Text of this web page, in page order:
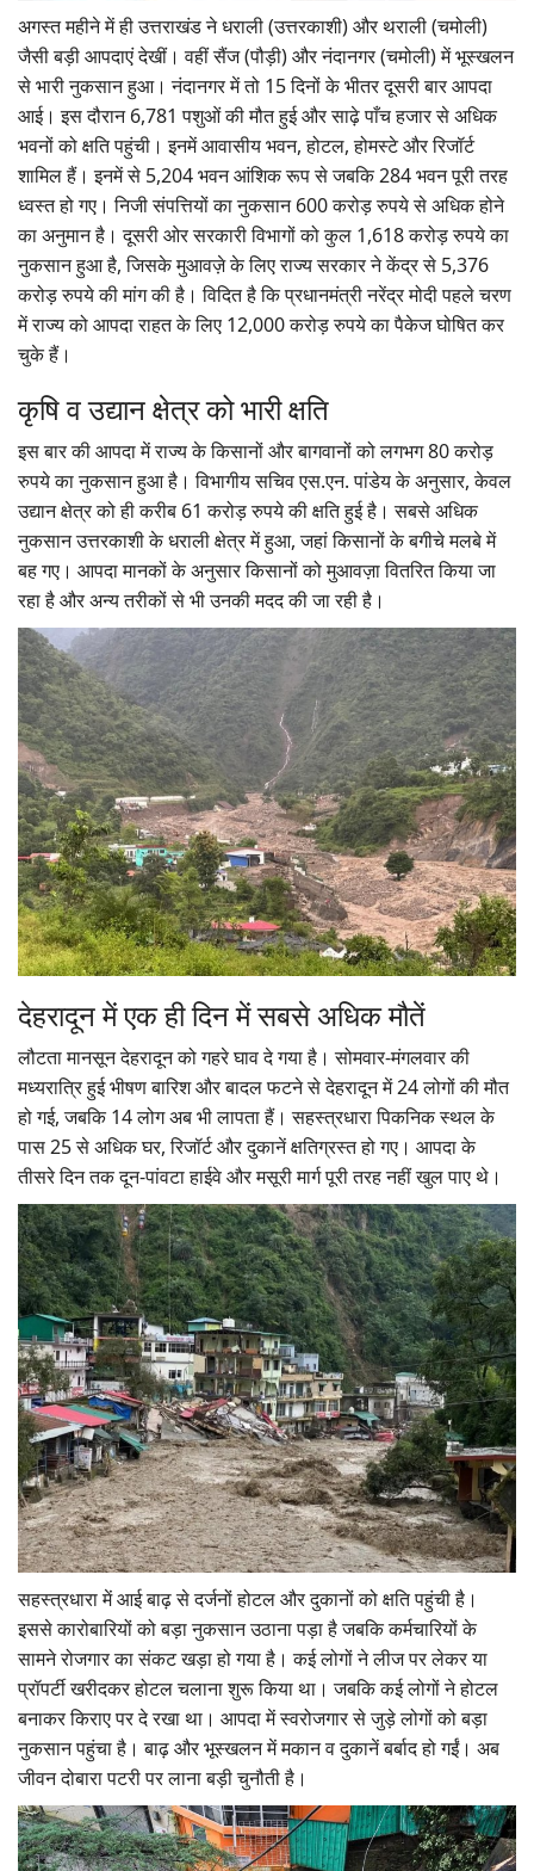
अगस्त महीने में ही उत्तराखंड ने धराली (उत्तरकाशी) और थराली (चमोली)
जैसी बड़ी आपदाएं देखीं। वहीं सैंज (पौड़ी) और नंदानगर (चमोली) में भूस्खलन
से भारी नुकसान हुआ। नंदानगर में तो 15 दिनों के भीतर दूसरी बार आपदा
आई। इस दौरान 6,781 पशुओं की मौत हुई और साढ़े पाँच हजार से अधिक
भवनों को क्षति पहुंची। इनमें आवासीय भवन, होटल, होमस्टे और रिजॉर्ट
शामिल हैं। इनमें से 5,204 भवन आंशिक रूप से जबकि 284 भवन पूरी तरह
ध्वस्त हो गए। निजी संपत्तियों का नुकसान 600 करोड़ रुपये से अधिक होने
का अनुमान है। दूसरी ओर सरकारी विभागों को कुल 1,618 करोड़ रुपये का
नुकसान हुआ है, जिसके मुआवज़े के लिए राज्य सरकार ने केंद्र से 5,376
करोड़ रुपये की मांग की है। विदित है कि प्रधानमंत्री नरेंद्र मोदी पहले चरण
में राज्य को आपदा राहत के लिए 12,000 करोड़ रुपये का पैकेज घोषित कर
चुके हैं।
कृषि व उद्यान क्षेत्र को भारी क्षति
इस बार की आपदा में राज्य के किसानों और बागवानों को लगभग 80 करोड़
रुपये का नुकसान हुआ है। विभागीय सचिव एस.एन. पांडेय के अनुसार, केवल
उद्यान क्षेत्र को ही करीब 61 करोड़ रुपये की क्षति हुई है। सबसे अधिक
नुकसान उत्तरकाशी के धराली क्षेत्र में हुआ, जहां किसानों के बगीचे मलबे में
बह गए। आपदा मानकों के अनुसार किसानों को मुआवज़ा वितरित किया जा
रहा है और अन्य तरीकों से भी उनकी मदद की जा रही है।
देहरादून में एक ही दिन में सबसे अधिक मौतें
लौटता मानसून देहरादून को गहरे घाव दे गया है। सोमवार-मंगलवार की
मध्यरात्रि हुई भीषण बारिश और बादल फटने से देहरादून में 24 लोगों की मौत
हो गई, जबकि 14 लोग अब भी लापता हैं। सहस्त्रधारा पिकनिक स्थल के
पास 25 से अधिक घर, रिजॉर्ट और दुकानें क्षतिग्रस्त हो गए। आपदा के
तीसरे दिन तक दून-पांवटा हाईवे और मसूरी मार्ग पूरी तरह नहीं खुल पाए थे।
सहस्त्रधारा में आई बाढ़ से दर्जनों होटल और दुकानों को क्षति पहुंची है।
इससे कारोबारियों को बड़ा नुकसान उठाना पड़ा है जबकि कर्मचारियों के
सामने रोजगार का संकट खड़ा हो गया है। कई लोगों ने लीज पर लेकर या
प्रॉपर्टी खरीदकर होटल चलाना शुरू किया था। जबकि कई लोगों ने होटल
बनाकर किराए पर दे रखा था। आपदा में स्वरोजगार से जुड़े लोगों को बड़ा
नुकसान पहुंचा है। बाढ़ और भूस्खलन में मकान व दुकानें बर्बाद हो गईं। अब
जीवन दोबारा पटरी पर लाना बड़ी चुनौती है।